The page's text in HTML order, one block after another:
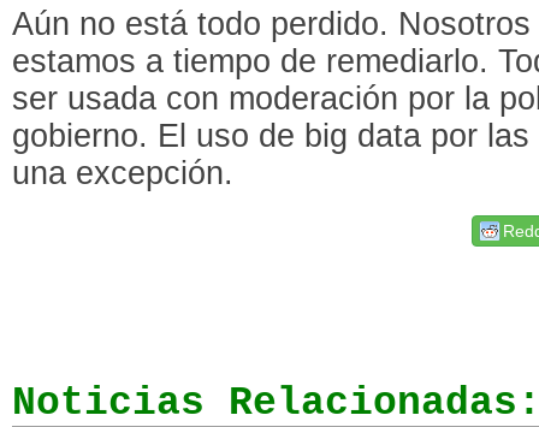
Aún no está todo perdido.
estamos a tiempo de remediarlo.
ser usada con moderación por la
gobierno. El uso de big data por
una excepción.
Noticias